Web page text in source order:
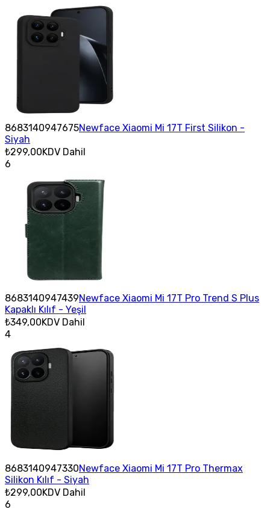
8683140947675Newface Xiaomi Mi 17T First Silikon -
Siyah
₺299,00KDV Dahil
6
8683140947439Newface Xiaomi Mi 17T Pro Trend S Plus
Kapaklı Kılıf - Yeşil
₺349,00KDV Dahil
4
8683140947330Newface Xiaomi Mi 17T Pro Thermax
Silikon Kılıf - Siyah
₺299,00KDV Dahil
6